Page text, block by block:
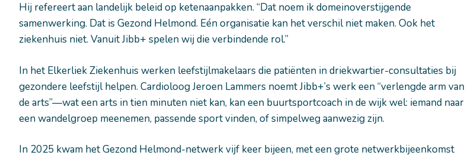
Hij refereert aan landelijk beleid op ketenaanpakken. “Dat noem ik domeinoverstijgende
samenwerking. Dat is Gezond Helmond. Eén organisatie kan het verschil niet maken. Ook het
ziekenhuis niet. Vanuit Jibb+ spelen wij die verbindende rol.”
In het Elkerliek Ziekenhuis werken leefstijlmakelaars die patiënten in driekwartier-consultaties bij
gezondere leefstijl helpen. Cardioloog Jeroen Lammers noemt Jibb+’s werk een “verlengde arm van
de arts”—wat een arts in tien minuten niet kan, kan een buurtsportcoach in de wijk wel: iemand naar
een wandelgroep meenemen, passende sport vinden, of simpelweg aanwezig zijn.
In 2025 kwam het Gezond Helmond-netwerk vijf keer bijeen, met een grote netwerkbijeenkomst